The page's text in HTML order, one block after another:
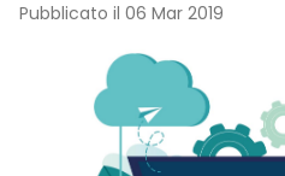
Pubblicato il 06 Mar 2019